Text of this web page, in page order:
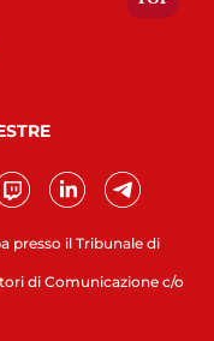
presso il Tribunale di
di Comunicazione c/o